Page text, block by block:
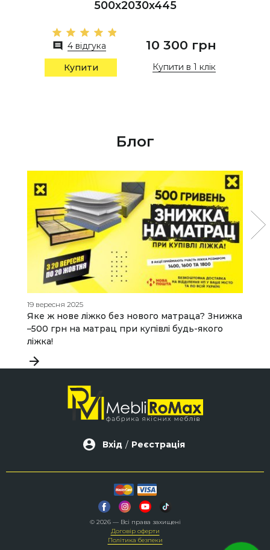
500х2030х445
4 відгука 10 300 грн
Купити Купити в 1 клік
Блог
19 вересня 2025
Яке ж нове ліжко без нового матраца? Знижка
–500 грн на матрац при купівлі будь-якого
ліжка!
Вхід / Реєстрація
© 2026 — Всі права захищені
Договір оферти
Політика безпеки